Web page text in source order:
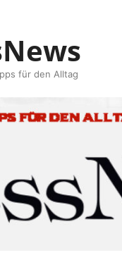
für den Alltag